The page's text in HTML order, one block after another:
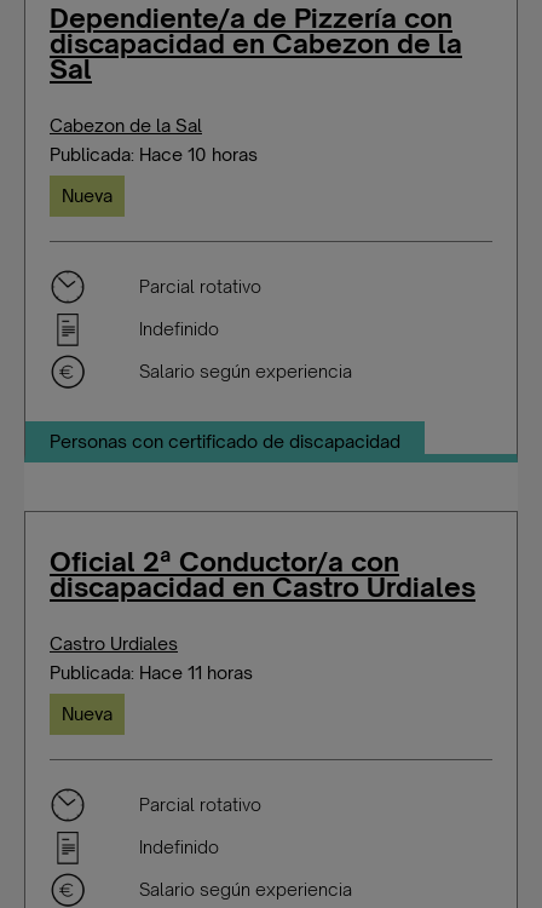
Dependiente/a de Pizzería con
discapacidad en Cabezon de la
Sal
Cabezon de la Sal
Publicada: Hace 10 horas
Nueva
Parcial rotativo
Indefinido
Salario según experiencia
Personas con certificado de discapacidad
Oficial 2ª Conductor/a con
discapacidad en Castro Urdiales
Castro Urdiales
Publicada: Hace 11 horas
Nueva
Parcial rotativo
Indefinido
Salario según experiencia